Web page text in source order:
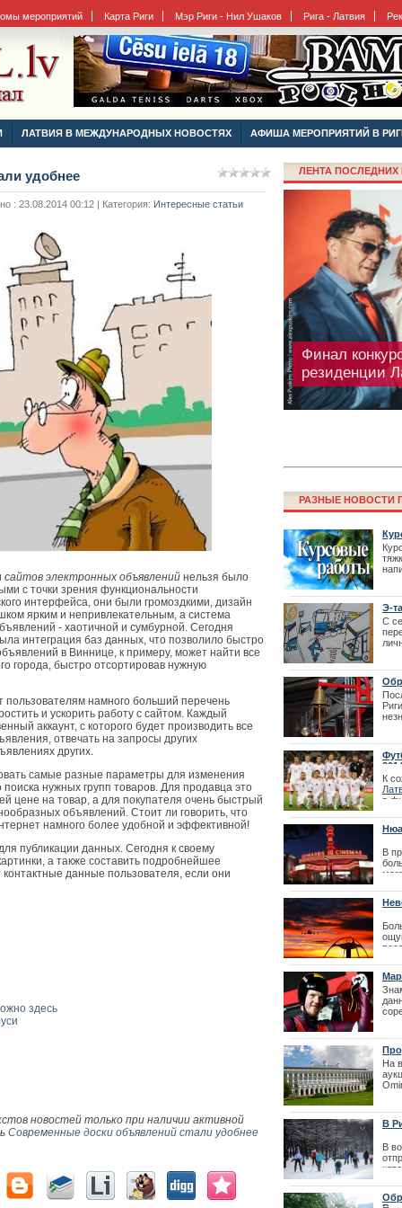
мероприятий Карта Риги Мэр Риги - Нил Ушаков Рига - Латвия
ЛАТВИЯ В МЕЖДУНАРОДНЫХ НОВОСТЯХ АФИША МЕРОПРИЯТИЙ В
удобнее
: 23.08.2014 00:12 | Категория: Интересные статьи
сайтов электронных объявлений нельзя было
с точки зрения функциональности
интерфейса, они были громоздкими, дизайн
ярким и непривлекательным, а система
- хаотичной и сумбурной. Сегодня
интеграция баз данных, что позволило быстро
в Виннице, к примеру, может найти все
города, быстро отсортировав нужную
пользователям намного больший перечень
и ускорить работу с сайтом. Каждый
аккаунт, с которого будет производить все
отвечать на запросы других
других.
самые разные параметры для изменения
нужных групп товаров. Для продавца это
цене на товар, а для покупателя очень быстрый
объявлений. Стоит ли говорить, что
намного более удобной и эффективной!
публикации данных. Сегодня к своему
а также составить подробнейшее
данные пользователя, если они
здесь
новостей только при наличии активной
Современные доски объявлений стали удобнее
ЛЕНТА
Рига
Финал
резиденции
Фестиваль
перенесен
Как получить
Престо
Лайма
фестиваля
РАЗНЫЕ НОВОСТИ
Э-
С
2014
К
в
В
|
|
На
в
В
В
и